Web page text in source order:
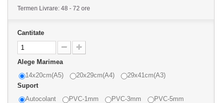
Termen Livrare: 48 - 72 ore
Cantitate
Alege Marimea
14x20cm(A5)
20x29cm(A4)
29x41cm(A3)
Suport
Autocolant
PVC-1mm PVC-3mm
PVC-5mm